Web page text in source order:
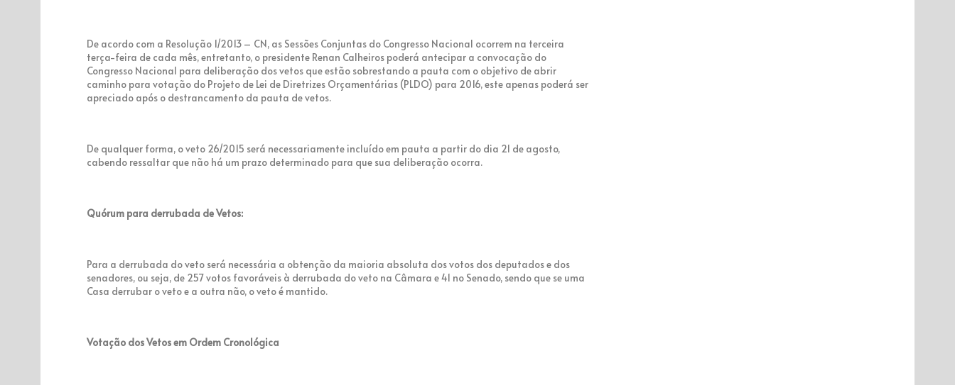
De acordo com a Resolução 1/2013 – CN, as Sessões Conjuntas do Congresso Nacional ocorrem na terceira
terça-feira de cada mês, entretanto, o presidente Renan Calheiros poderá antecipar a convocação do
Congresso Nacional para deliberação dos vetos que estão sobrestando a pauta com o objetivo de abrir
caminho para votação do Projeto de Lei de Diretrizes Orçamentárias (PLDO) para 2016, este apenas poderá ser
apreciado após o destrancamento da pauta de vetos.
De qualquer forma, o veto 26/2015 será necessariamente incluído em pauta a partir do dia 21 de agosto,
cabendo ressaltar que não há um prazo determinado para que sua deliberação ocorra.
Quórum para derrubada de Vetos:
Para a derrubada do veto será necessária a obtenção da maioria absoluta dos votos dos deputados e dos
senadores, ou seja, de 257 votos favoráveis à derrubada do veto na Câmara e 41 no Senado, sendo que se uma
Casa derrubar o veto e a outra não, o veto é mantido.
Votação dos Vetos em Ordem Cronológica